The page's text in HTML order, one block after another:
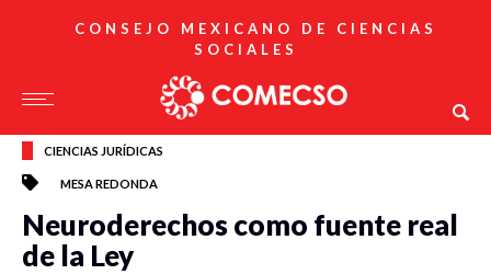
CONSEJO MEXICANO DE CIENCIAS
SOCIALES
CIENCIAS JURÍDICAS
MESA REDONDA
Neuroderechos como fuente real
de la Ley